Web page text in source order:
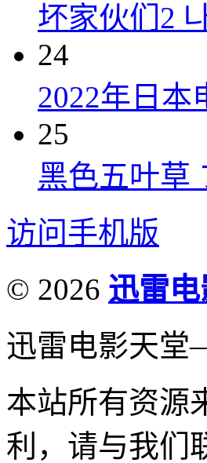
坏家伙们2
24
2022年日本
25
黑色五叶草
访问手机版
© 2026 迅雷
迅雷电影天
本站所有资源
利，请与我们